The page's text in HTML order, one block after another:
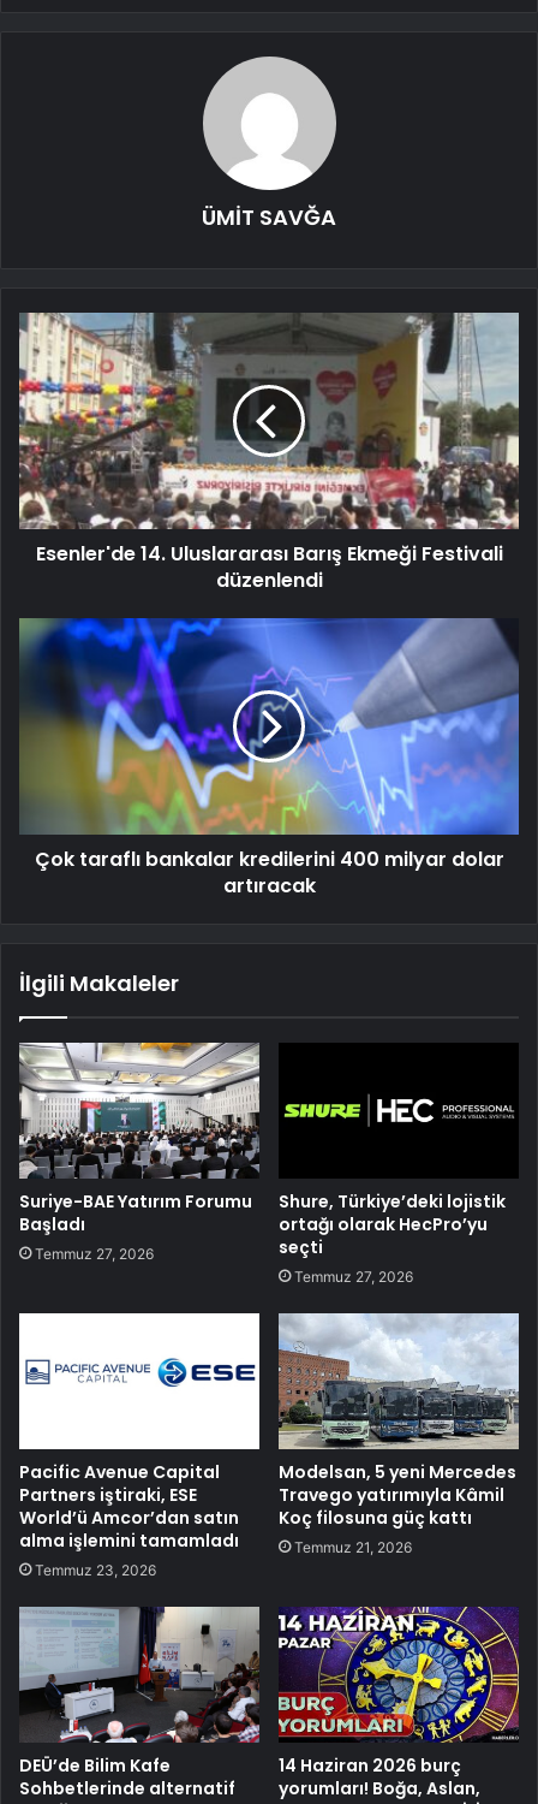
ÜMİT SAVĞA
Esenler'de 14. Uluslararası Barış Ekmeği Festivali
düzenlendi
Çok taraflı bankalar kredilerini 400 milyar dolar
artıracak
İlgili Makaleler
Suriye-BAE Yatırım Forumu
Başladı
Temmuz 27, 2026
Shure, Türkiye’deki lojistik
ortağı olarak HecPro’yu
seçti
Temmuz 27, 2026
Pacific Avenue Capital
Partners iştiraki, ESE
World’ü Amcor’dan satın
alma işlemini tamamladı
Temmuz 23, 2026
Modelsan, 5 yeni Mercedes
Travego yatırımıyla Kâmil
Koç filosuna güç kattı
Temmuz 21, 2026
DEÜ’de Bilim Kafe
Sohbetlerinde alternatif
14 Haziran 2026 burç
yorumları! Boğa, Aslan,